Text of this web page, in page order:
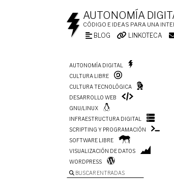
AUTONOMÍA
CÓDIGO E IDEAS PARA UNA
BLOG LINKOTECA
AUTONOMÍA DIGITAL
CULTURA LIBRE
CULTURA TECNOLÓGICA
DESARROLLO WEB
GNU/LINUX
INFRAESTRUCTURA DIGITAL
SCRIPTING Y PROGRAMACIÓN
SOFTWARE LIBRE
VISUALIZACIÓN DE DATOS
WORDPRESS
BUSCAR ENTRADAS